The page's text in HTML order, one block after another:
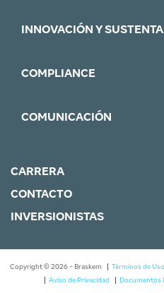
INNOVACIÓN Y
COMPLIANCE
COMUNICACIÓN
CARRERA
CONTACTO
INVERSIONISTAS
Copyright © 2026 - Braskem Términos de Uso
Aviso de Privacidad
Documentos